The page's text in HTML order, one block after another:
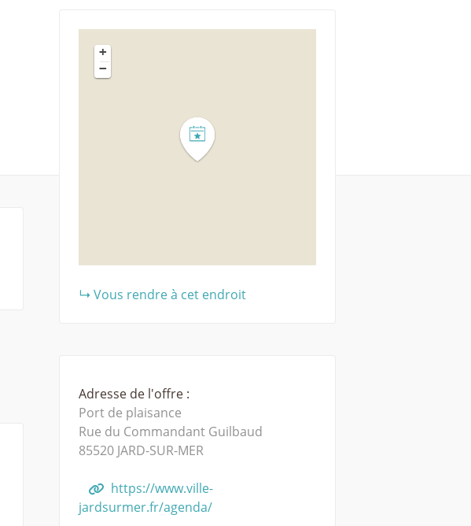
+
−
Vous rendre à cet endroit
Adresse de l'offre :
Port de plaisance
Rue du Commandant Guilbaud
85520 JARD-SUR-MER
https://www.ville-
jardsurmer.fr/agenda/